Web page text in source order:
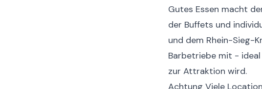
Gutes Essen macht
der Buffets und
und dem Rhein-Sieg-
Barbetriebe mit -
zur Attraktion wird.
Achtung Viele